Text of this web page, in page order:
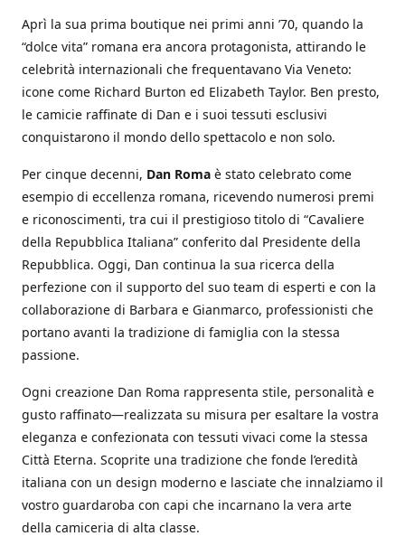
Aprì la sua prima boutique nei primi anni ’70, quando la
“dolce vita” romana era ancora protagonista, attirando le
celebrità internazionali che frequentavano Via Veneto:
icone come Richard Burton ed Elizabeth Taylor. Ben presto,
le camicie raffinate di Dan e i suoi tessuti esclusivi
conquistarono il mondo dello spettacolo e non solo.
Per cinque decenni, Dan Roma è stato celebrato come
esempio di eccellenza romana, ricevendo numerosi premi
e riconoscimenti, tra cui il prestigioso titolo di “Cavaliere
della Repubblica Italiana” conferito dal Presidente della
Repubblica. Oggi, Dan continua la sua ricerca della
perfezione con il supporto del suo team di esperti e con la
collaborazione di Barbara e Gianmarco, professionisti che
portano avanti la tradizione di famiglia con la stessa
passione.
Ogni creazione Dan Roma rappresenta stile, personalità e
gusto raffinato—realizzata su misura per esaltare la vostra
eleganza e confezionata con tessuti vivaci come la stessa
Città Eterna. Scoprite una tradizione che fonde l’eredità
italiana con un design moderno e lasciate che innalziamo il
vostro guardaroba con capi che incarnano la vera arte
della camiceria di alta classe.